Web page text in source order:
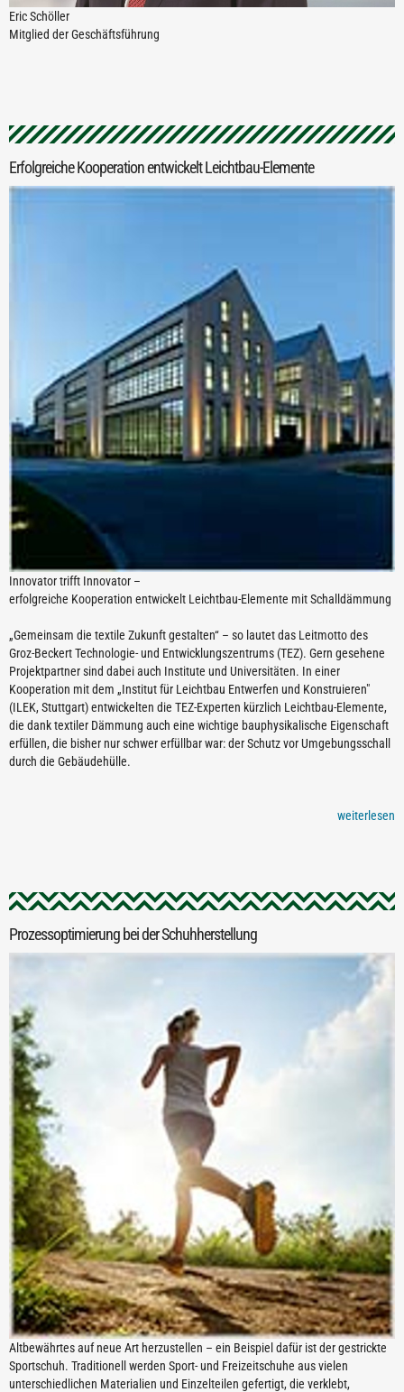
Eric Schöller
Mitglied der Geschäftsführung
Erfolgreiche Kooperation entwickelt Leichtbau-Elemente
Innovator trifft Innovator –
erfolgreiche Kooperation entwickelt Leichtbau-Elemente mit Schalldämmung
„Gemeinsam die textile Zukunft gestalten“ – so lautet das Leitmotto des
Groz-Beckert Technologie- und Entwicklungszentrums (TEZ). Gern gesehene
Projektpartner sind dabei auch Institute und Universitäten. In einer
Kooperation mit dem „Institut für Leichtbau Entwerfen und Konstruieren"
(ILEK, Stuttgart) entwickelten die TEZ-Experten kürzlich Leichtbau-Elemente,
die dank textiler Dämmung auch eine wichtige bauphysikalische Eigenschaft
erfüllen, die bisher nur schwer erfüllbar war: der Schutz vor Umgebungsschall
durch die Gebäudehülle.
weiterlesen
Prozessoptimierung bei der Schuhherstellung
Altbewährtes auf neue Art herzustellen – ein Beispiel dafür ist der gestrickte
Sportschuh. Traditionell werden Sport- und Freizeitschuhe aus vielen
unterschiedlichen Materialien und Einzelteilen gefertigt, die verklebt,